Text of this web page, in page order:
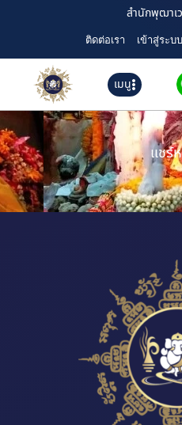
สำนักพุฒาเ
ติดต่อเรา เข้าสู่ระบบ
เมนู
แชร์